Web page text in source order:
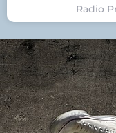
Radio